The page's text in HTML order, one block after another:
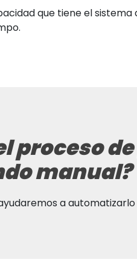
que tiene el
proceso
manual?
a automatizarlo